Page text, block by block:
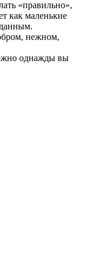
«правильно»,
как маленькие
нежном,
однажды вы